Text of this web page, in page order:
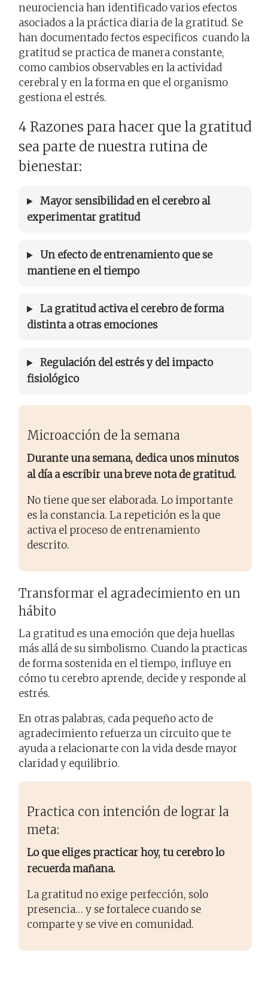
neurociencia han identificado varios efectos
asociados a la práctica diaria de la gratitud. Se
han documentado fectos especificos cuando la
gratitud se practica de manera constante,
como cambios observables en la actividad
cerebral y en la forma en que el organismo
gestiona el estrés.
4 Razones para hacer que la gratitud
sea parte de nuestra rutina de
bienestar:
Mayor sensibilidad en el cerebro al
experimentar gratitud
Un efecto de entrenamiento que se
mantiene en el tiempo
La gratitud activa el cerebro de forma
distinta a otras emociones
Regulación del estrés y del impacto
fisiológico
Microacción de la semana
Durante una semana, dedica unos minutos
al día a escribir una breve nota de gratitud.
No tiene que ser elaborada. Lo importante
es la constancia. La repetición es la que
activa el proceso de entrenamiento
descrito.
Transformar el agradecimiento en un
hábito
La gratitud es una emoción que deja huellas
más allá de su simbolismo. Cuando la practicas
de forma sostenida en el tiempo, influye en
cómo tu cerebro aprende, decide y responde al
estrés.
En otras palabras, cada pequeño acto de
agradecimiento refuerza un circuito que te
ayuda a relacionarte con la vida desde mayor
claridad y equilibrio.
Practica con intención de lograr la
meta:
Lo que eliges practicar hoy, tu cerebro lo
recuerda mañana.
La gratitud no exige perfección, solo
presencia… y se fortalece cuando se
comparte y se vive en comunidad.